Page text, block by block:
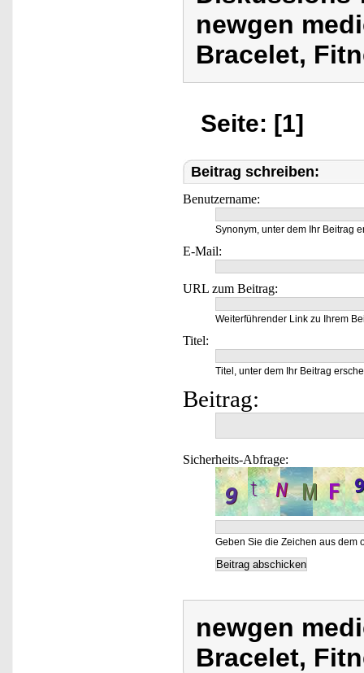
newgen
Bracelet,
Seite: [1]
Beitrag schreiben:
Benutzername:
Synonym, unter dem Ihr Beitrag
E-Mail:
URL zum Beitrag:
Weiterführender Link zu Ihrem
Titel:
Titel, unter dem Ihr Beitrag
Beitrag:
Sicherheits-Abfrage:
Geben Sie die Zeichen aus dem
newgen
Bracelet,